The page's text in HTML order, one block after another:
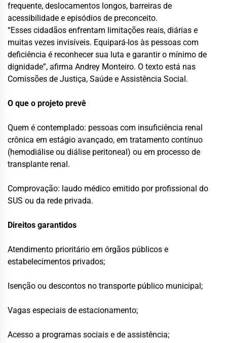
frequente, deslocamentos longos, barreiras de
acessibilidade e episódios de preconceito.
“Esses cidadãos enfrentam limitações reais, diárias e
muitas vezes invisíveis. Equipará-los às pessoas com
deficiência é reconhecer sua luta e garantir o mínimo de
dignidade”, afirma Andrey Monteiro. O texto está nas
Comissões de Justiça, Saúde e Assistência Social.
O que o projeto prevê
Quem é contemplado: pessoas com insuficiência renal
crônica em estágio avançado, em tratamento contínuo
(hemodiálise ou diálise peritoneal) ou em processo de
transplante renal.
Comprovação: laudo médico emitido por profissional do
SUS ou da rede privada.
Direitos garantidos
Atendimento prioritário em órgãos públicos e
estabelecimentos privados;
Isenção ou descontos no transporte público municipal;
Vagas especiais de estacionamento;
Acesso a programas sociais e de assistência;